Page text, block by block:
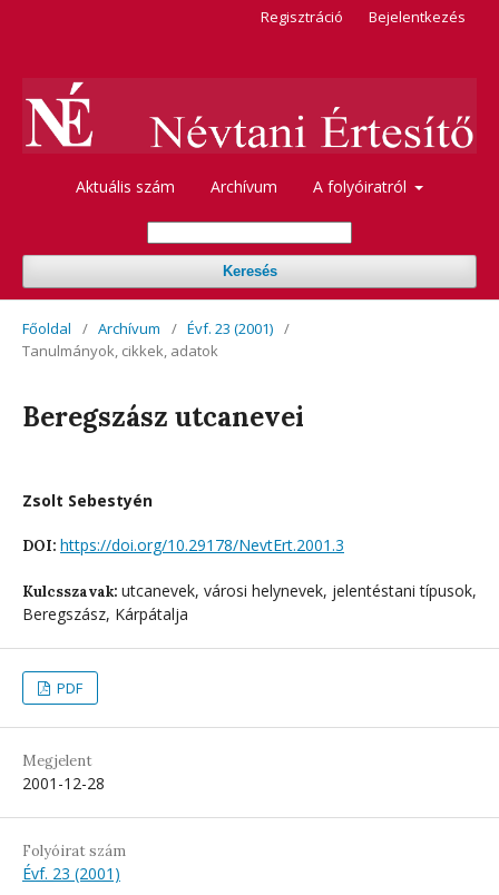
Aktuális szám Archívum A folyóiratról
Keresés
Regisztráció Bejelentkezés
Főoldal / Archívum / Évf. 23 (2001) /
Tanulmányok, cikkek, adatok
Beregszász utcanevei
Zsolt Sebestyén
DOI: https://doi.org/10.29178/NevtErt.2001.3
Kulcsszavak: utcanevek, városi helynevek, jelentéstani típusok,
Beregszász, Kárpátalja
PDF
Megjelent
2001-12-28
Folyóirat szám
Évf. 23 (2001)